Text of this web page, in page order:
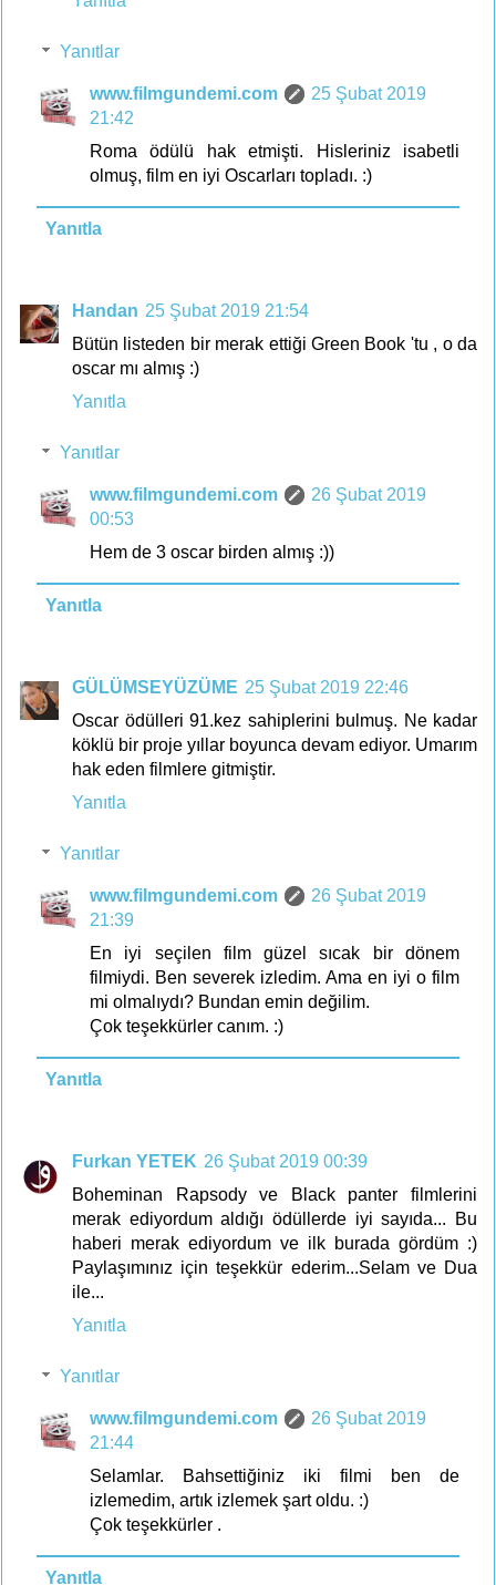
Yanıtlar
www.filmgundemi.com
25 Şubat 2019
21:42
Roma ödülü hak etmişti. Hisleriniz isabetli
olmuş, film en iyi Oscarları topladı. :)
Yanıtla
Handan 25 Şubat 2019 21:54
Bütün listeden bir merak ettiği Green Book 'tu , o da
oscar mı almış :)
Yanıtla
Yanıtlar
www.filmgundemi.com
26 Şubat 2019
00:53
Hem de 3 oscar birden almış :))
Yanıtla
GÜLÜMSEYÜZÜME 25 Şubat 2019 22:46
Oscar ödülleri 91.kez sahiplerini bulmuş. Ne kadar
köklü bir proje yıllar boyunca devam ediyor. Umarım
hak eden filmlere gitmiştir.
Yanıtla
Yanıtlar
www.filmgundemi.com
26 Şubat 2019
21:39
En iyi seçilen film güzel sıcak bir dönem
filmiydi. Ben severek izledim. Ama en iyi o film
mi olmalıydı? Bundan emin değilim.
Çok teşekkürler canım. :)
Yanıtla
Furkan YETEK 26 Şubat 2019 00:39
Boheminan Rapsody ve Black panter filmlerini
merak ediyordum aldığı ödüllerde iyi sayıda... Bu
haberi merak ediyordum ve ilk burada gördüm :)
Paylaşımınız için teşekkür ederim...Selam ve Dua
ile...
Yanıtla
Yanıtlar
www.filmgundemi.com
26 Şubat 2019
21:44
Selamlar. Bahsettiğiniz iki filmi ben de
izlemedim, artık izlemek şart oldu. :)
Çok teşekkürler .
Yanıtla